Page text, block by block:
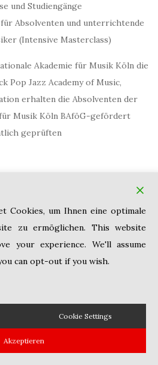
und Studiengänge
Absolventen und unterrichtende
(Intensive Masterclass)
Akademie für Musik Köln die
Pop Jazz Academy of Music,
erhalten die Absolventen der
Musik Köln BAföG-gefördert
geprüften
mit Bachelor- und
Akademie für Musik Köln Theme von
Cookies, um Ihnen eine optimale
zu ermöglichen. This website
your experience. We'll assume
can opt-out if you wish.
Cookie Settings
Akzeptieren